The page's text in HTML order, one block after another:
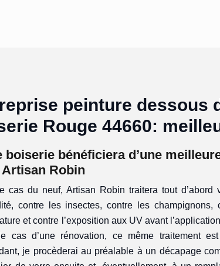
peinture dessous
Rouge 44660:
boiserie bénéficiera d’une
Robin
cas du neuf, Artisan Robin traitera tout d’abord
contre les insectes, contre les
et contre l’exposition aux UV avant
cas d’une rénovation, ce même traitement
je procèderai au préalable à un décapage